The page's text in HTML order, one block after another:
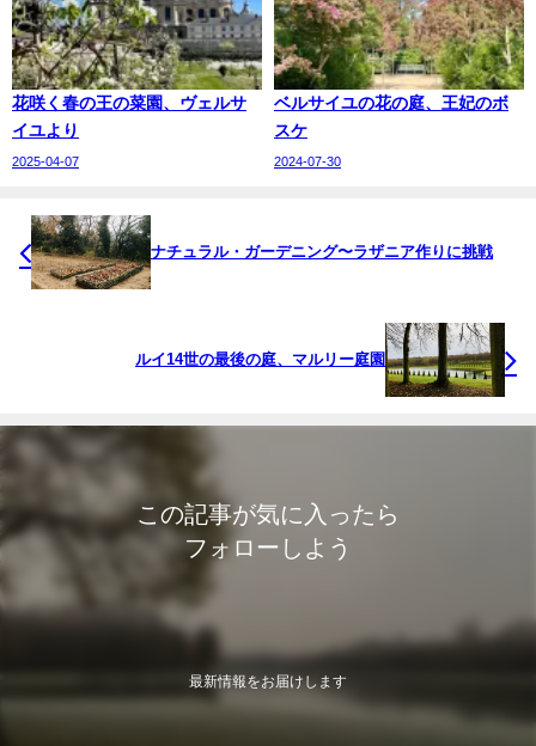
花咲く春の王の菜園、ヴェルサ
イユより
2025-04-07
ベルサイユの花の庭、王妃のボ
スケ
2024-07-30
ナチュラル・ガーデニング〜ラザニア作りに挑戦
ルイ14世の最後の庭、マルリー庭園
この記事が気に入ったら
フォローしよう
最新情報をお届けします